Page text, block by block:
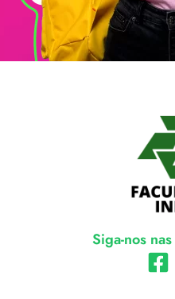
Siga-nos